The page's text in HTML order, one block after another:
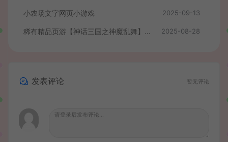
小农场文字网页小游戏 2025-09-13
稀有精品页游【神话三国之神魔乱舞】最新整理Win系服务端+货币充值教程+详细外网搭建教程 2025-08-28
发表评论 暂无评论